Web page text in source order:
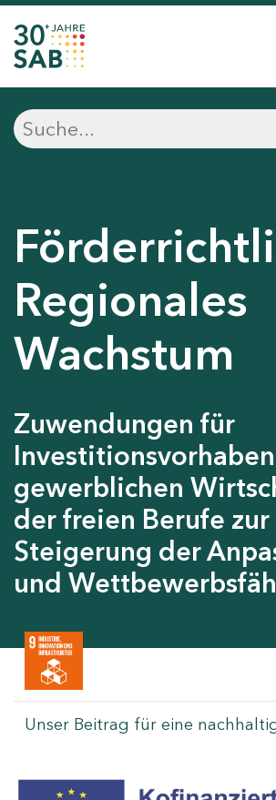
Regionales
Wachstum
Zuwendungen für
gewerblichen
der freien Berufe zur
Steigerung der
und
Unser Beitrag für eine